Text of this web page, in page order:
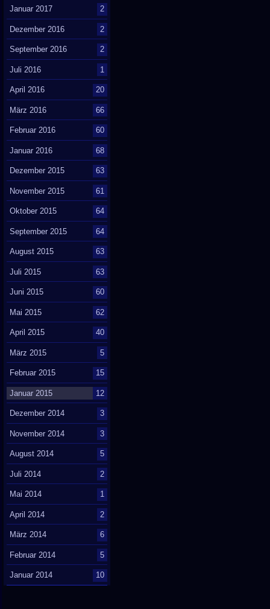
Januar 2017 2
Dezember 2016 2
September 2016 2
Juli 2016 1
April 2016 20
März 2016 66
Februar 2016 60
Januar 2016 68
Dezember 2015 63
November 2015 61
Oktober 2015 64
September 2015 64
August 2015 63
Juli 2015 63
Juni 2015 60
Mai 2015 62
April 2015 40
März 2015 5
Februar 2015 15
Januar 2015 12
Dezember 2014 3
November 2014 3
August 2014 5
Juli 2014 2
Mai 2014 1
April 2014 2
März 2014 6
Februar 2014 5
Januar 2014 10